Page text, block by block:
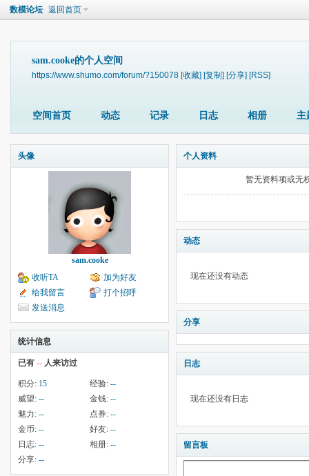
数模论坛 返回首页
sam.cooke的个人空间
https://www.shumo.com/forum/?150078 [收藏] [复制] [分享] [RSS]
空间首页 动态 记录 日志 相册 主
头像
sam.cooke
收听TA
加为好友
给我留言
打个招呼
发送消息
统计信息
已有 -- 人来访过
积分: 15 经验: --
威望: -- 金钱: --
魅力: -- 点券: --
金币: -- 好友: --
日志: -- 相册: --
分享: --
个人资料
暂无资料项或无
动态
现在还没有动态
分享
日志
现在还没有日志
留言板